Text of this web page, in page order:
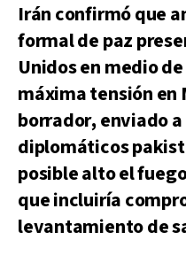
Irán confirmó que
formal de paz
Unidos en medio
máxima tensión en
borrador, enviado
diplomáticos
posible alto el
que incluiría
levantamiento de